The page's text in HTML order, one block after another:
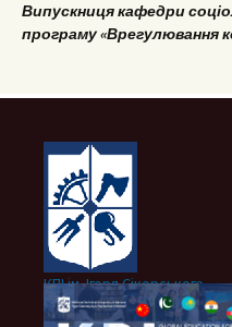
Випускниця кафедри
програму «Врегулювання
КПІ ім. Ігоря Сікорського